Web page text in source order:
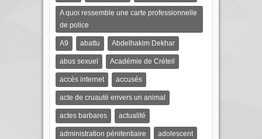
A quoi ressemble une carte professionnelle
de police
A9 abattu Abdelhakim Dekhar
abus sexuel Académie de Créteil
accès internet accusés
acte de cruauté envers un animal
actes barbares actualité
administration pénitentiaire adolescent